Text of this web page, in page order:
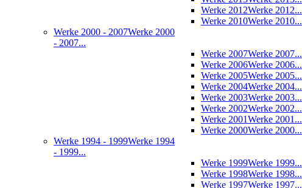
Werke 2012Werke 2012...
Werke 2010Werke 2010...
Werke 2000 - 2007Werke 2000
- 2007...
Werke 2007Werke 2007...
Werke 2006Werke 2006...
Werke 2005Werke 2005...
Werke 2004Werke 2004...
Werke 2003Werke 2003...
Werke 2002Werke 2002...
Werke 2001Werke 2001...
Werke 2000Werke 2000...
Werke 1994 - 1999Werke 1994
- 1999...
Werke 1999Werke 1999...
Werke 1998Werke 1998...
Werke 1997Werke 1997...